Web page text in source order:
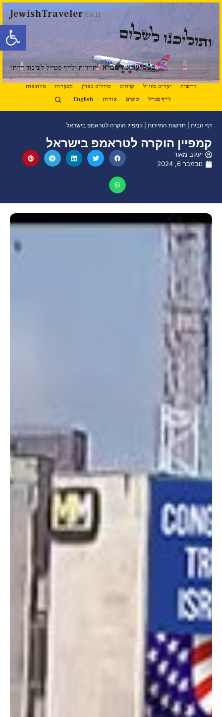
פתח
JewishTraveler.co.il
ותוליכנו לשלום
בנסיעתא דשמיא - תיירות ולייף סטייל לציבור הדתי
חדשות יעדים בחו"ל קרוזים טיולים בארץ מסעדות
מלונאות
לייף סטייל
טיפים אודות English
דף הבית חדשות התיירות קמפיין הוקרה לטראמפ בישראל
קמפיין הוקרה לטראמפ בישראל
יעקב מאור
נובמבר 6, 2024